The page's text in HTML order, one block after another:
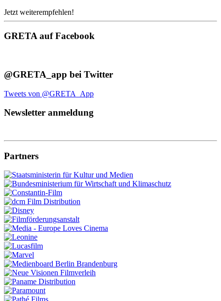
Jetzt weiterempfehlen!
GRETA auf Facebook
@GRETA_app bei Twitter
Tweets von @GRETA_App
Newsletter anmeldung
Partners